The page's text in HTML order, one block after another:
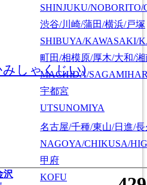
SHINJUKU/
渋谷/川崎/蒲田/横浜/戸塚
SHIBUYA/KAWASAKI/
町田/相模原/厚木/大和/湘
MACHIDA/
宇都宮
UTSUNOMIYA
沢
名古屋/千種/東山/日進/
NAGOYA/CHIKUSA/
甲府
KOFU
みしゃくじい)